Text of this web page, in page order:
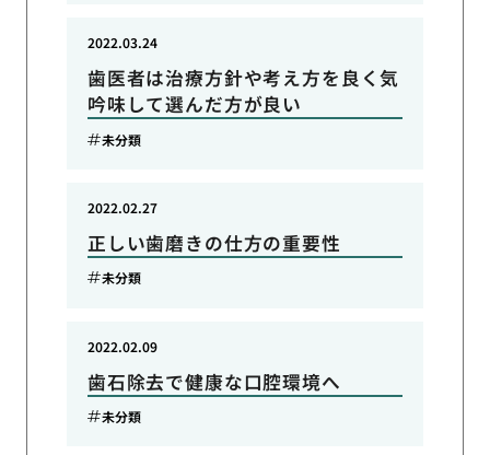
歯医者は治療方針や考え方を良く気
吟味して選んだ方が良い
2022.03.24
未分類
正しい歯磨きの仕方の重要性
2022.02.27
未分類
歯石除去で健康な口腔環境へ
2022.02.09
未分類